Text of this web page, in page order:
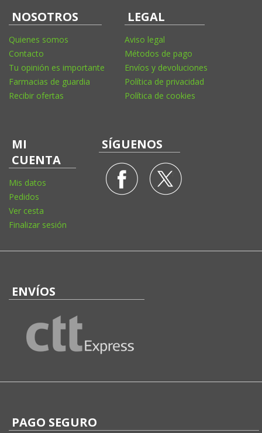
NOSOTROS
Quienes somos
Contacto
Tu opinión es importante
Farmacias de guardia
Recibir ofertas
LEGAL
Aviso legal
Métodos de pago
Envíos y devoluciones
Política de privacidad
Política de cookies
MI
CUENTA
Mis datos
Pedidos
Ver cesta
Finalizar sesión
SÍGUENOS
ENVÍOS
PAGO SEGURO